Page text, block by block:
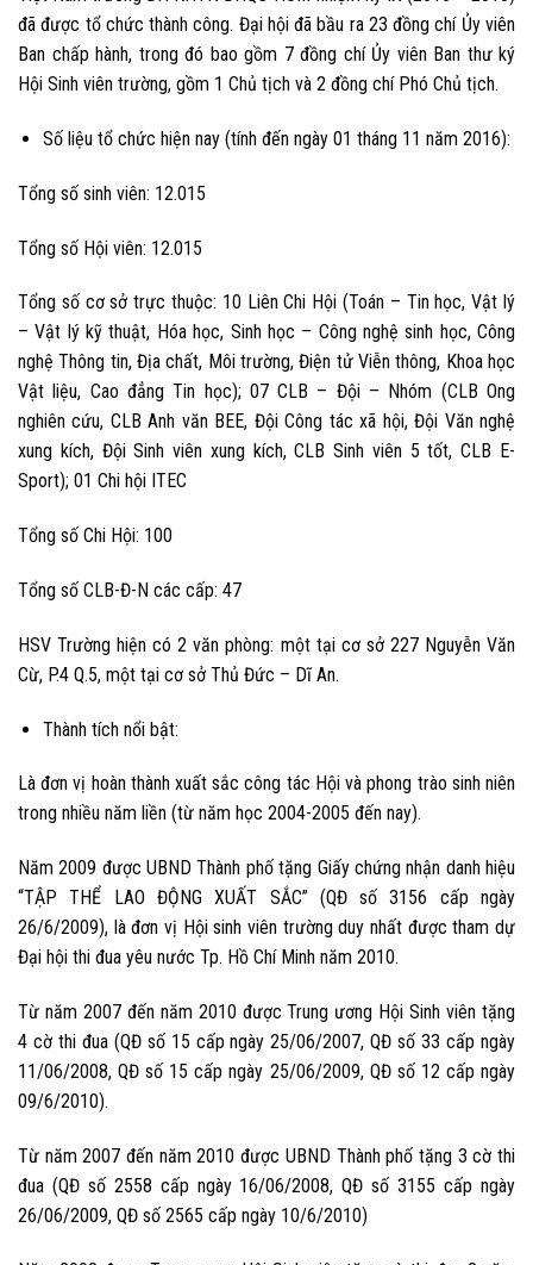
đã được tổ chức thành công. Đại hội đã bầu ra 23 đồng chí Ủy viên
Ban chấp hành, trong đó bao gồm 7 đồng chí Ủy viên Ban thư ký
Hội Sinh viên trường, gồm 1 Chủ tịch và 2 đồng chí Phó Chủ tịch.
Số liệu tổ chức hiện nay (tính đến ngày 01 tháng 11 năm 2016):
Tổng số sinh viên: 12.015
Tổng số Hội viên: 12.015
Tổng số cơ sở trực thuộc: 10 Liên Chi Hội (Toán – Tin học, Vật lý
– Vật lý kỹ thuật, Hóa học, Sinh học – Công nghệ sinh học, Công
nghệ Thông tin, Địa chất, Môi trường, Điện tử Viễn thông, Khoa học
Vật liệu, Cao đẳng Tin học); 07 CLB – Đội – Nhóm (CLB Ong
nghiên cứu, CLB Anh văn BEE, Đội Công tác xã hội, Đội Văn nghệ
xung kích, Đội Sinh viên xung kích, CLB Sinh viên 5 tốt, CLB E-
Sport); 01 Chi hội ITEC
Tổng số Chi Hội: 100
Tổng số CLB-Đ-N các cấp: 47
HSV Trường hiện có 2 văn phòng: một tại cơ sở 227 Nguyễn Văn
Cừ, P.4 Q.5, một tại cơ sở Thủ Đức – Dĩ An.
Thành tích nổi bật:
Là đơn vị hoàn thành xuất sắc công tác Hội và phong trào sinh niên
trong nhiều năm liền (từ năm học 2004-2005 đến nay).
Năm 2009 được UBND Thành phố tặng Giấy chứng nhận danh hiệu
“TẬP THỂ LAO ĐỘNG XUẤT SẮC” (QĐ số 3156 cấp ngày
26/6/2009), là đơn vị Hội sinh viên trường duy nhất được tham dự
Đại hội thi đua yêu nước Tp. Hồ Chí Minh năm 2010.
Từ năm 2007 đến năm 2010 được Trung ương Hội Sinh viên tặng
4 cờ thi đua (QĐ số 15 cấp ngày 25/06/2007, QĐ số 33 cấp ngày
11/06/2008, QĐ số 15 cấp ngày 25/06/2009, QĐ số 12 cấp ngày
09/6/2010).
Từ năm 2007 đến năm 2010 được UBND Thành phố tặng 3 cờ thi
đua (QĐ số 2558 cấp ngày 16/06/2008, QĐ số 3155 cấp ngày
26/06/2009, QĐ số 2565 cấp ngày 10/6/2010)